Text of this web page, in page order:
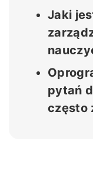
Jaki
pytań
często